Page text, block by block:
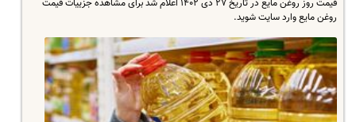
قیمت روز روغن مایع در تاریخ ۲۷ دی ۱۴۰۲ اعلام شد برای مشاهده جزییات قیمت
روغن مایع وارد سایت شوید.